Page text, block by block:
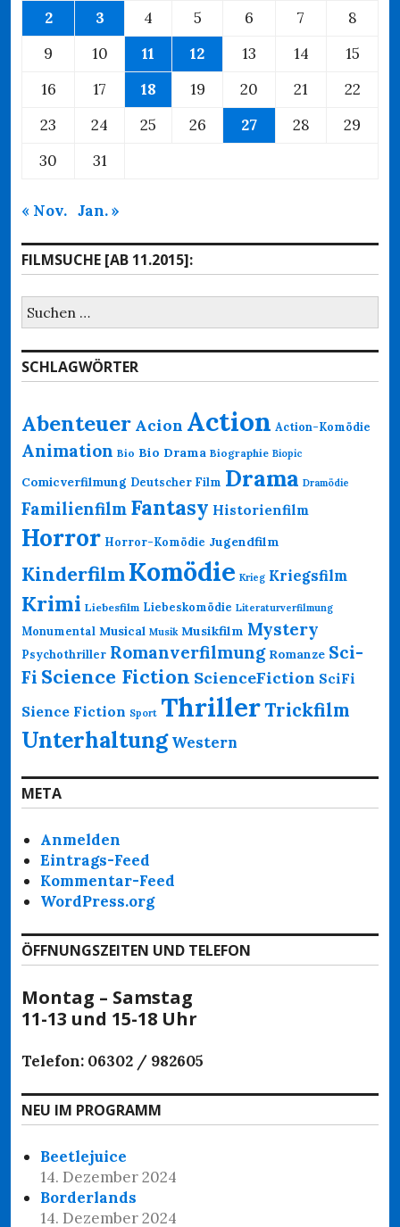
2 3 4 5 6 7
8
9
10 11 12 13 14
15
16
17 18 19 20 21
22
23
24 25 26 27 28
29
30
31
« Nov. Jan. »
FILMSUCHE [AB 11.2015]:
Suchen
nach:
SCHLAGWÖRTER
Abenteuer Acion Action Action-Komödie
Animation Bio Bio Drama Biographie Biopic
Comicverfilmung Deutscher Film Drama Dramödie
Familienfilm Fantasy Historienfilm
Horror Horror-Komödie Jugendfilm
KinderfilmKomödie Krieg Kriegsfilm
Krimi Liebesfilm Liebeskomödie Literaturverfilmung
Monumental Musical Musik Musikfilm Mystery
Psychothriller Romanverfilmung Romanze Sci-
Fi Science Fiction ScienceFiction SciFi
Sience Fiction Sport ThrillerTrickfilm
Unterhaltung Western
META
Anmelden
Eintrags-Feed
Kommentar-Feed
WordPress.org
ÖFFNUNGSZEITEN UND TELEFON
Montag – Samstag
11-13 und 15-18 Uhr
Telefon: 06302 / 982605
NEU IM PROGRAMM
Beetlejuice
14. Dezember 2024
Borderlands
14. Dezember 2024